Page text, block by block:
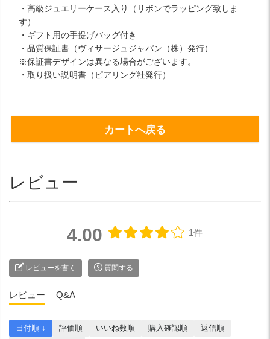
・高級ジュエリーケース入り（リボンでラッピング致しま
す）
・ギフト用の手提げバッグ付き
・品質保証書（ヴィサージュジャパン（株）発行）
※保証書デザインは異なる場合がございます。
・取り扱い説明書（ピアリング社発行）
カートへ戻る
レビュー
4.00 1件
レビューを書く 質問する
レビュー Q&A
日付順 ↓ 評価順 いいね数順 購入確認順
返信順